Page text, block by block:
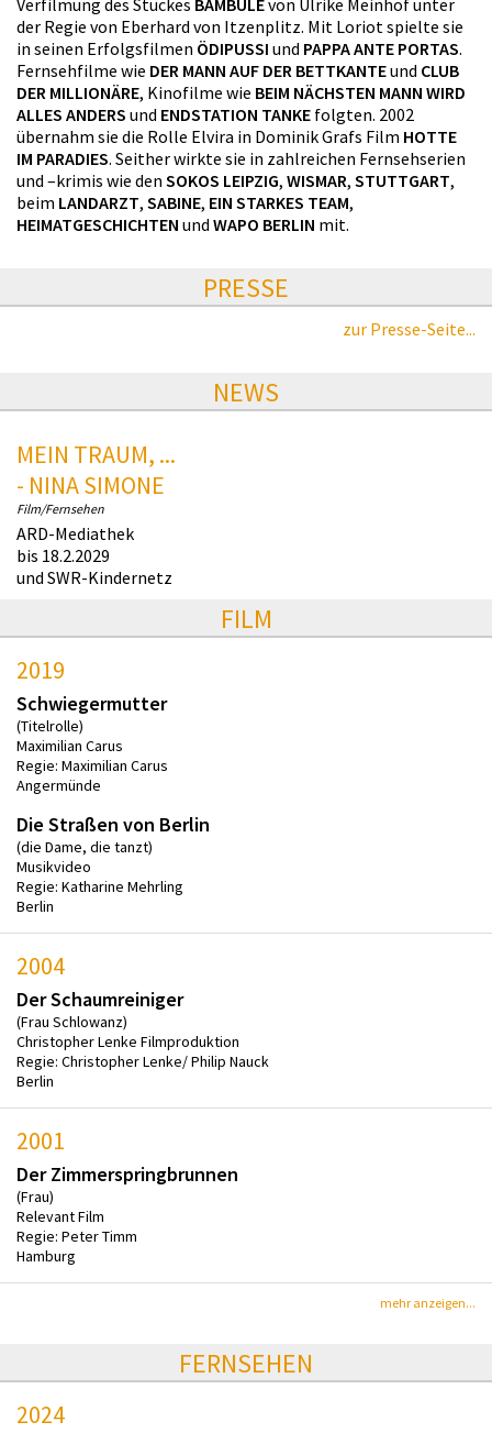
der Regie von Eberhard von Itzenplitz. Mit Loriot spielte sie
in seinen Erfolgsfilmen ÖDIPUSSI und PAPPA ANTE PORTAS.
Fernsehfilme wie DER MANN AUF DER BETTKANTEund CLUB
DER MILLIONÄRE, Kinofilme wie BEIM NÄCHSTEN MANN WIRD
ALLES ANDERS und ENDSTATION TANKE folgten. 2002
übernahm sie die Rolle Elvira in Dominik Grafs Film HOTTE
IM PARADIES. Seither wirkte sie in zahlreichen Fernsehserien
und –krimis wie den SOKOS LEIPZIG, WISMAR, STUTTGART,
beim LANDARZT, SABINE, EIN STARKES TEAM,
HEIMATGESCHICHTEN und WAPO BERLIN mit.
PRESSE
zur Presse-Seite...
NEWS
MEIN TRAUM, ...
- NINA SIMONE
Film/Fernsehen
ARD-Mediathek
bis 18.2.2029
und SWR-Kindernetz
FILM
2019
Schwiegermutter
(Titelrolle)
Maximilian Carus
Regie: Maximilian Carus
Angermünde
Die Straßen von Berlin
(die Dame, die tanzt)
Musikvideo
Regie: Katharine Mehrling
Berlin
2004
Der Schaumreiniger
(Frau Schlowanz)
Christopher Lenke Filmproduktion
Regie: Christopher Lenke/ Philip Nauck
Berlin
2001
Der Zimmerspringbrunnen
(Frau)
Relevant Film
Regie: Peter Timm
Hamburg
mehr anzeigen...
FERNSEHEN
2024